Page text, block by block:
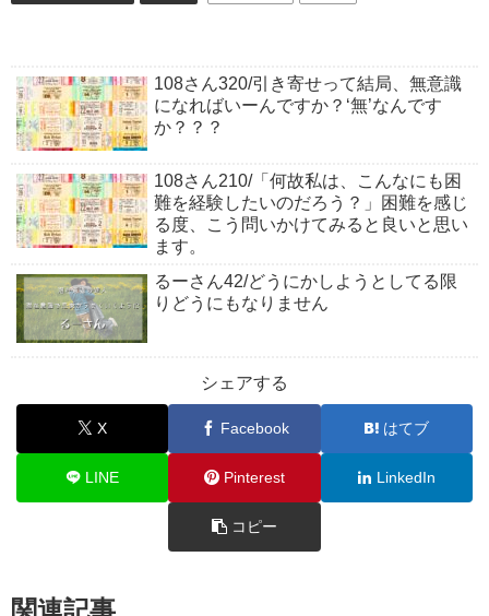
108さん320/引き寄せって結局、無意識
になればいーんですか？‘無’なんです
か？？？
108さん210/「何故私は、こんなにも困
難を経験したいのだろう？」困難を感じ
る度、こう問いかけてみると良いと思い
ます。
るーさん42/どうにかしようとしてる限
りどうにもなりません
シェアする
X Facebook はてブ
LINE Pinterest LinkedIn
コピー
関連記事